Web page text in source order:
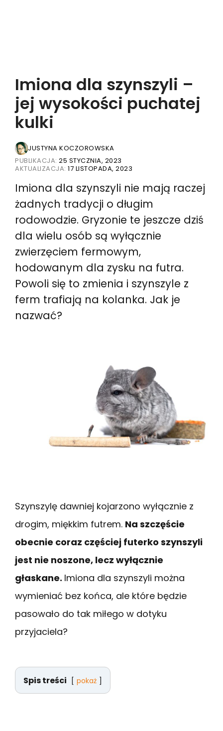
Imiona dla szynszyli –
jej wysokości puchatej
kulki
JUSTYNA KOCZOROWSKA
PUBLIKACJA: 25 STYCZNIA, 2023
AKTUALIZACJA: 17 LISTOPADA, 2023
Imiona dla szynszyli nie mają raczej
żadnych tradycji o długim
rodowodzie. Gryzonie te jeszcze dziś
dla wielu osób są wyłącznie
zwierzęciem fermowym,
hodowanym dla zysku na futra.
Powoli się to zmienia i szynszyle z
ferm trafiają na kolanka. Jak je
nazwać?
Szynszylę dawniej kojarzono wyłącznie z
drogim, miękkim futrem. Na szczęście
obecnie coraz częściej futerko szynszyli
jest nie noszone, lecz wyłącznie
głaskane. Imiona dla szynszyli można
wymieniać bez końca, ale które będzie
pasowało do tak miłego w dotyku
przyjaciela?
Spis treści pokaż